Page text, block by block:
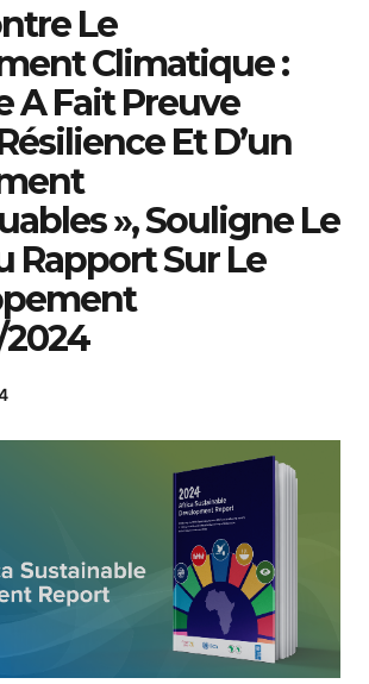
Le
Climatique :
A Fait Preuve
Et D’un
», Souligne Le
Rapport Sur Le